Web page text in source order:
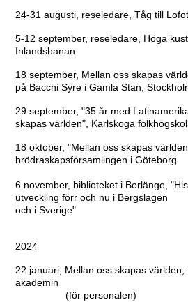
24-31 augusti, reseledare, Tåg till
5-12 september, reseledare, Höga
Inlandsbanan
18 september, Mellan oss skapas
på Bacchi Syre i Gamla Stan,
29 september, "35 år med
skapas världen", Karlskoga
18 oktober, "Mellan oss skapas
brödraskapsförsamlingen i Göteborg
6 november, biblioteket i Borlänge,
utveckling förr och nu i Bergslagen
och i Sverige"
2024
22 januari, Mellan oss skapas världen,
akademin
(för personalen)